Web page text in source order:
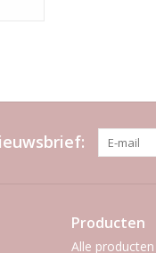
Producten
Alle producten